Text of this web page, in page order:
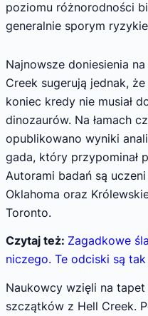
poziomu różnorodności
generalnie sporym
Najnowsze doniesienia
Creek sugerują jednak,
koniec kredy nie musiał
dinozaurów. Na łamach
opublikowano wyniki
gada, który przypominał
Autorami badań są
Oklahoma oraz
Toronto.
Czytaj też: Zagadkowe
niczego. Te odciski są
Naukowcy wzięli na
szczątków z Hell Creek.